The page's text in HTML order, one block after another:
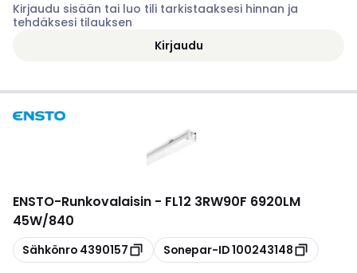
Kirjaudu sisään tai luo tili tarkistaaksesi hinnan ja
tehdäksesi tilauksen
Kirjaudu
ENSTO-Runkovalaisin - FL12 3RW90F 6920LM
45W/840
Kopioi
Sähkönro 4390157 Kopioi
Sonepar-ID100243148